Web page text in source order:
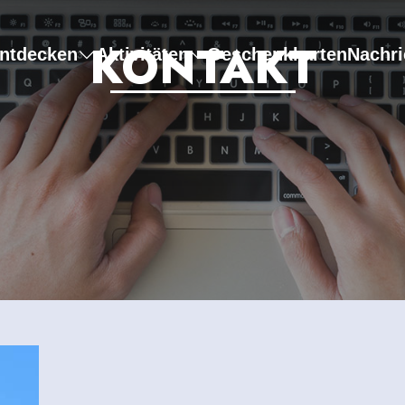
Aktivitäten Geschenkkarten
KONTAKT